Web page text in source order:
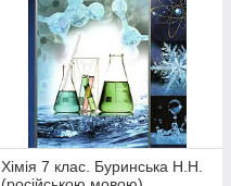
Хімія 7 клас. Буринська Н.Н.